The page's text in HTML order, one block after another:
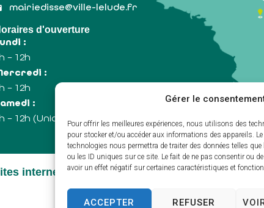
Gérer le
Pour offrir les meilleures expériences, nous utilisons des
pour stocker et/ou accéder aux informations des appareils.
technologies nous permettra de traiter des données telles
ou les ID uniques sur ce site. Le fait de ne pas consentir ou
avoir un effet négatif sur certaines caractéristiques et
ACCEPTER REFUSER
mairiedisse@ville-lelude.fr
d'ouverture
:
– 12h
:
– 12h
:
– 12h (Uniquement le 1er samedi du mois)
internet de collectivités & GRC/GRU)